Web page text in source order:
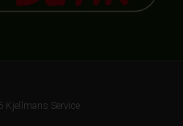
Service